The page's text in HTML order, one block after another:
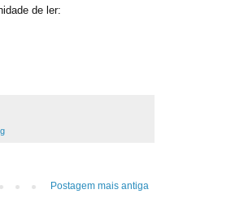
de ler:
Postagem mais antiga